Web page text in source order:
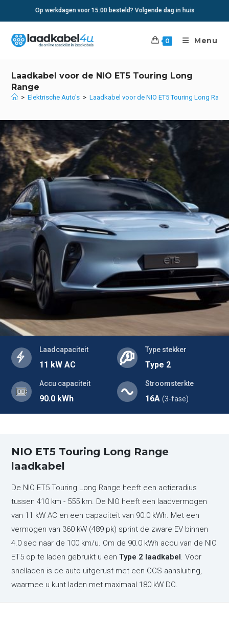
Op werkdagen voor 15:00 besteld? Volgende dag in huis
0 Menu
Laadkabel voor de NIO ET5 Touring Long
Range
> Elektrische Auto's > Laadkabel voor de NIO ET5 Touring Long
Laadcapaciteit
11 kW AC
Type stekker
Type 2
Accu capaciteit
90.0 kWh
Stroomsterkte
16A (3-fase)
NIO ET5 Touring Long Range
laadkabel
De NIO ET5 Touring Long Range heeft een actieradius
tussen 410 km - 555 km. De NIO heeft een laadvermogen
van 11 kW AC en een capaciteit van 90.0 kWh. Met een
vermogen van 360 kW (489 pk) sprint de zware EV binnen
4.0 sec naar de 100 km/u. Om de 90.0 kWh accu van de NIO
ET5 op te laden gebruikt u eenType 2 laadkabel. Voor
snelladen is de auto uitgerust met een CCS aansluiting,
waarmee u kunt laden met maximaal 180 kW DC.